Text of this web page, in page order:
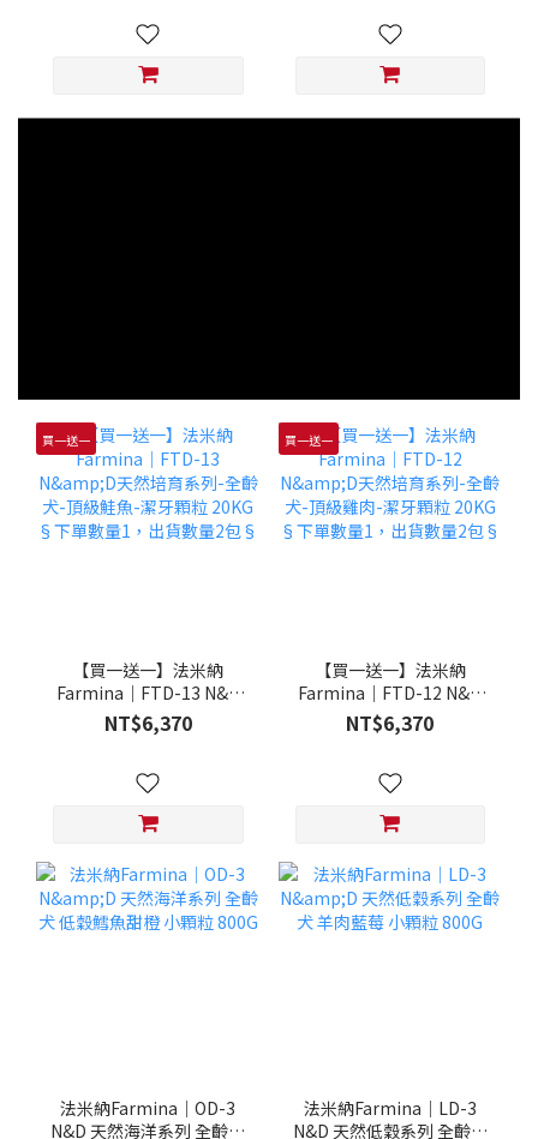
買一送一
【買一送一】法米納
Farmina｜FTD-13 N&D
天然培育系列-全齡犬-頂級
鮭魚-潔牙顆粒 20KG §下
NT$6,370
買一送一
【買一送一】法米納
Farmina｜FTD-12 N&D
天然培育系列-全齡犬-頂級
雞肉-潔牙顆粒 20KG §下
NT$6,370
法米納Farmina｜OD-3
N&D 天然海洋系列 全齡犬
法米納Farmina｜LD-3
N&D 天然低穀系列 全齡犬